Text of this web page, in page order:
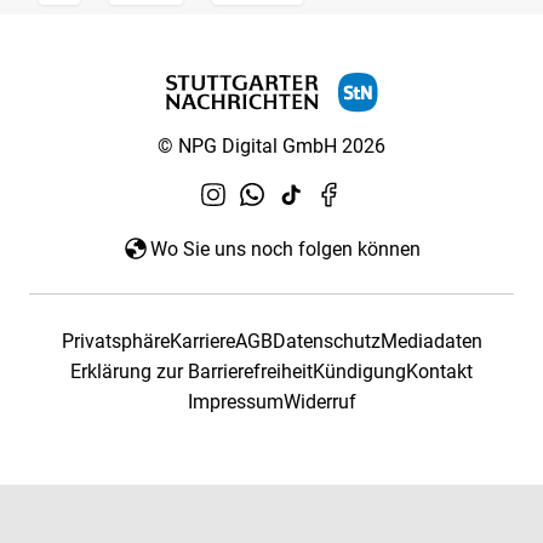
© NPG Digital GmbH 2026
Wo Sie uns noch folgen können
PrivatsphäreKarriereAGBDatenschutzMediadaten
Erklärung zur BarrierefreiheitKündigungKontakt
ImpressumWiderruf